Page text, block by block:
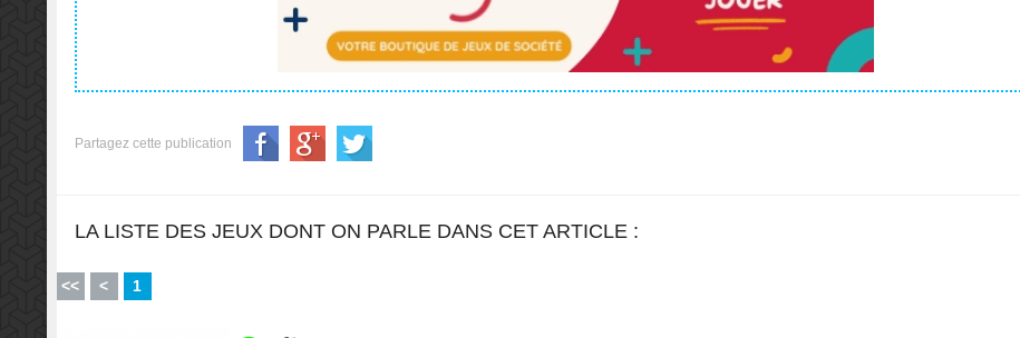
Partagez cette publication
LA LISTE DES JEUX DONT ON PARLE DANS CET ARTICLE :
<< < 1